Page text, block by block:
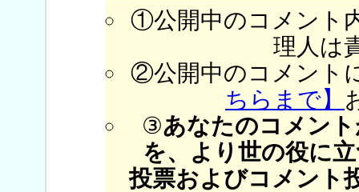
①公開中のコメント
理人は
②公開中のコメント
ちらまで】
③あなたのコメン
を、より世の役に
投票およびコメント